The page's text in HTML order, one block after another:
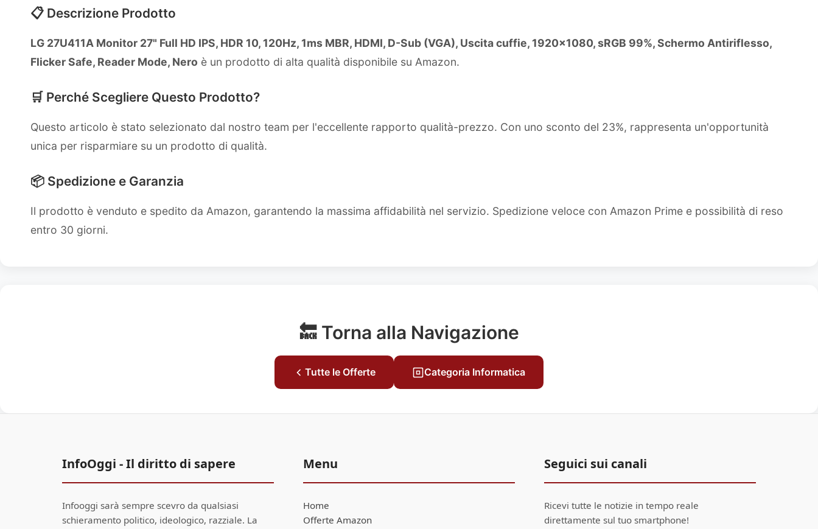
📋 Descrizione Prodotto
LG 27U411A Monitor 27" Full HD IPS, HDR 10, 120Hz, 1ms MBR, HDMI, D-Sub (VGA), Uscita cuffie, 1920x1080, sRGB 99%, Schermo Antiriflesso,
Flicker Safe, Reader Mode, Nero è un prodotto di alta qualità disponibile su Amazon.
🛒 Perché Scegliere Questo Prodotto?
Questo articolo è stato selezionato dal nostro team per l'eccellente rapporto qualità-prezzo. Con uno sconto del 23%, rappresenta un'opportunità
unica per risparmiare su un prodotto di qualità.
📦 Spedizione e Garanzia
Il prodotto è venduto e spedito da Amazon, garantendo la massima affidabilità nel servizio. Spedizione veloce con Amazon Prime e possibilità di reso
entro 30 giorni.
🔙 Torna alla Navigazione
Tutte le Offerte Categoria Informatica
InfoOggi - Il diritto di sapere
Infooggi sarà sempre scevro da qualsiasi
schieramento politico, ideologico, razziale. La
Menu
Home
Offerte Amazon
Seguici sui canali
Ricevi tutte le notizie in tempo reale
direttamente sul tuo smartphone!